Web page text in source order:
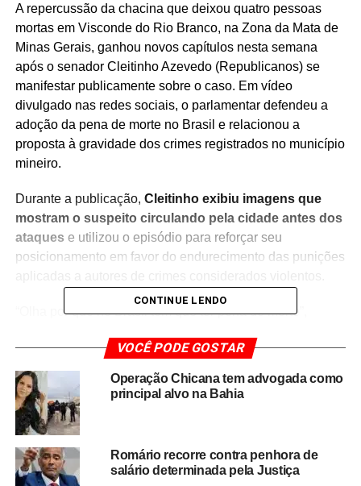
A repercussão da chacina que deixou quatro pessoas
mortas em Visconde do Rio Branco, na Zona da Mata de
Minas Gerais, ganhou novos capítulos nesta semana
após o senador Cleitinho Azevedo (Republicanos) se
manifestar publicamente sobre o caso. Em vídeo
divulgado nas redes sociais, o parlamentar defendeu a
adoção da pena de morte no Brasil e relacionou a
proposta à gravidade dos crimes registrados no município
mineiro.
Durante a publicação, Cleitinho exibiu imagens que
mostram o suspeito circulando pela cidade antes dos
ataques e utilizou o episódio para reforçar seu
posicionamento em favor do endurecimento das punições
“Olha por que no Brasil tem que ter pena de morte”,
situações como a registrada em Visconde do Rio Branco
deveriam ampliar o debate sobre mudanças na legislação
penal do país.
A declaração rapidamente repercutiu nas redes sociais,
proposta. O tema da pena de morte costuma provocar
intensos debates no cenário político e jurídico brasileiro,
CONTINUE LENDO
VOCÊ PODE GOSTAR
Operação Chicana tem advogada como
principal alvo na Bahia
Romário recorre contra penhora de
salário determinada pela Justiça